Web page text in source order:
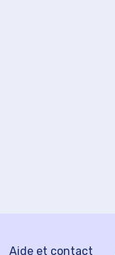
Aide et contact